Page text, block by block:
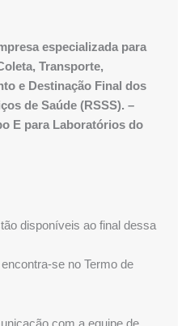
especializada para
Transporte,
e Destinação Final dos
de Saúde (RSSS). –
E para Laboratórios do
disponíveis ao final dessa
se no Termo de